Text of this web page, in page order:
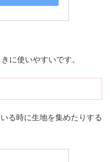
に使いやすいです。
る時に生地を集めたりする